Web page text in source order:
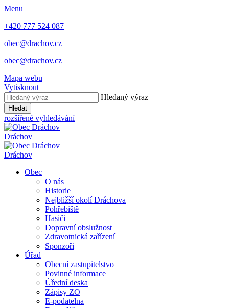
Menu
+420 777 524 087
obec@drachov.cz
obec@drachov.cz
Mapa webu
Vytisknout
Hledaný výraz
Hledat
rozšířené vyhledávání
Dráchov
Dráchov
Obec
O nás
Historie
Nejbližší okolí Dráchova
Pohřebiště
Hasiči
Dopravní obslužnost
Zdravotnická zařízení
Sponzoři
Úřad
Obecní zastupitelstvo
Povinné informace
Úřední deska
Zápisy ZO
E-podatelna